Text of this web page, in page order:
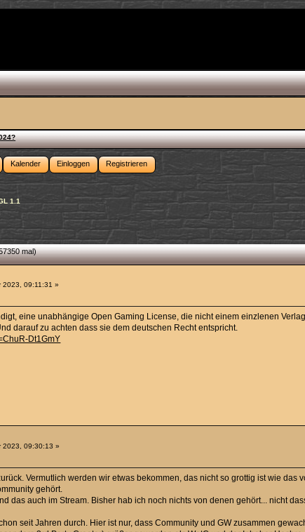
Kalender Einloggen Registrieren
1.1
mal)
2023, 09:11:31 »
eine unabhängige Open Gaming License, die nicht einem einzlenen
darauf zu achten dass sie dem deutschen Recht entspricht.
Dt1GmY
2023, 09:30:13 »
Vermutlich werden wir etwas bekommen, das nicht so grottig ist wie
gehört.
das auch im Stream. Bisher hab ich noch nichts von denen gehört... nicht
seit Jahren durch. Hier ist nur, dass Community und GW zusammen